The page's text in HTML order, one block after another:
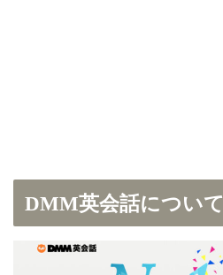
DMM英会話について